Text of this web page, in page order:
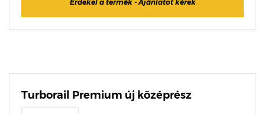
Érdekel a termék - Ajánlatot kérek
Turborail Premium új középrész